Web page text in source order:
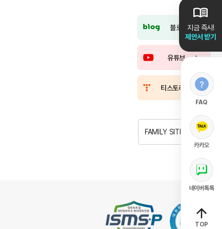
지금 즉시!
제안서 받기
FAQ
카카오
네이버톡톡
TOP
블로그
유튜브
티스토리
FAMILY SITE